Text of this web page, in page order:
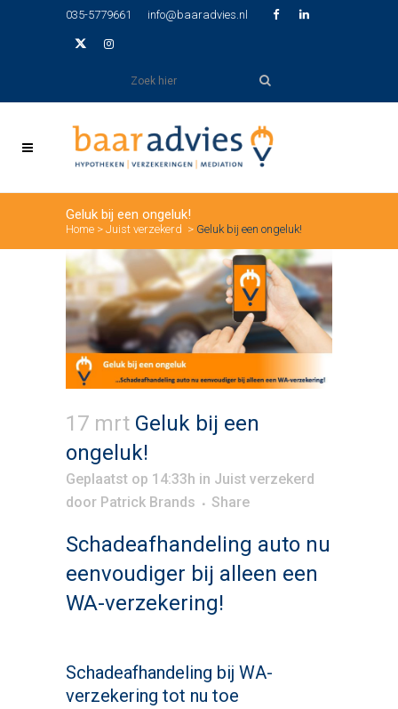
035-5779661 info@baaradvies.nl
Geluk bij een ongeluk!
Home > Juist verzekerd > Geluk bij een ongeluk!
17 mrt Geluk bij een
ongeluk!
Geplaatst op 14:33h in Juist verzekerd
door Patrick Brands Share
Schadeafhandeling auto nu
eenvoudiger bij alleen een
WA-verzekering!
Schadeafhandeling bij WA-
verzekering tot nu toe